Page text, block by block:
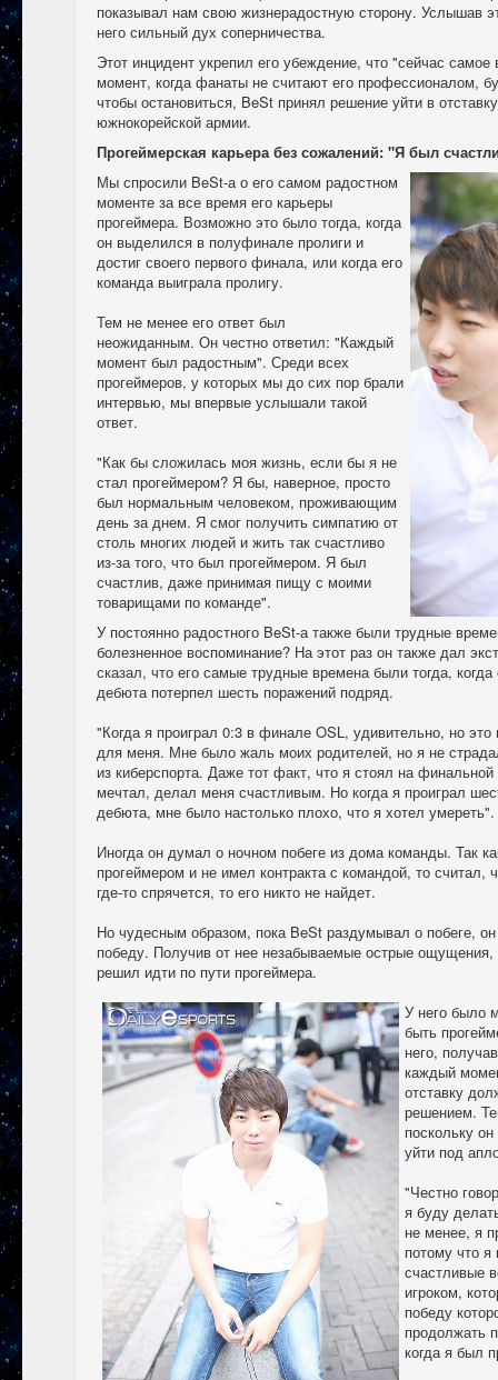
показывал нам свою жизнерадостную сторону. Услышав
него сильный дух соперничества.
Этот инцидент укрепил его убеждение, что "сейчас
момент, когда фанаты не считают его профессионалом,
чтобы остановиться, BeSt принял решение уйти в
южнокорейской армии.
Прогеймерская карьера без сожалений: "Я был
Мы спросили BeSt-а о его самом радостном
моменте за все время его карьеры
прогеймера. Возможно это было тогда, когда
он выделился в полуфинале пролиги и
достиг своего первого финала, или когда его
команда выиграла пролигу.
Тем не менее его ответ был
неожиданным. Он честно ответил: "Каждый
момент был радостным". Среди всех
прогеймеров, у которых мы до сих пор брали
интервью, мы впервые услышали такой
ответ.
"Как бы сложилась моя жизнь, если бы я не
стал прогеймером? Я бы, наверное, просто
был нормальным человеком, проживающим
день за днем. Я смог получить симпатию от
столь многих людей и жить так счастливо
из-за того, что был прогеймером. Я был
счастлив, даже принимая пищу с моими
товарищами по команде".
У постоянно радостного BeSt-а также были трудные
болезненное воспоминание? На этот раз он также дал
сказал, что его самые трудные времена были тогда,
дебюта потерпел шесть поражений подряд.
"Когда я проиграл 0:3 в финале OSL, удивительно, но
для меня. Мне было жаль моих родителей, но я не
из киберспорта. Даже тот факт, что я стоял на финальной
мечтал, делал меня счастливым. Но когда я проиграл
дебюта, мне было настолько плохо, что я хотел умереть".
Иногда он думал о ночном побеге из дома команды. Так
прогеймером и не имел контракта с командой, то считал,
где-то спрячется, то его никто не найдет.
Но чудесным образом, пока BeSt раздумывал о побеге,
победу. Получив от нее незабываемые острые
решил идти по пути прогеймера.
У него было
быть
него,
каждый
отставку
решением.
поскольку
уйти под
"Честно
я буду
не менее, я
потому что я
счастливые
игроком,
победу
продолжать
когда я был